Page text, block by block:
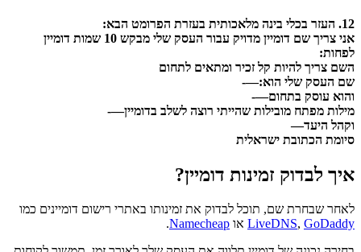
12. העזר בכלי בינה מלאכותית בעזרת הפרומט הבא:
אני צריך שם דומיין מדויק עבור העסק שלי מבקש 10 שמות דומיין
לפחות:
השם צריך להיות קל זכיר ומתאים לתחום
שם העסק שלי הוא:—-
והוא עוסק בתחום—-
מילות מפתח מובילות שהייתי רוצה לשלב בדומיין—-
וקהל היעד—
סיומת הכתובת ישראלית
איך לבדוק זמינות דומיין?
לאחר שבחרת שם, תוכל לבדוק את זמינותו באתרי רישום דומיינים כמו
LiveDNS, GoDaddy או Namecheap
.